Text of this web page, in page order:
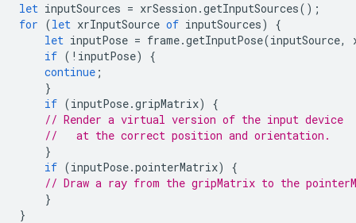
let inputSources = xrSession .getInputSources();
for (let xrInputSource of inputSources)
{
let inputPose = frame.getInputPose(inputSource,
if ( ! inputPose)
{
continue ;
}
if (inputPose.gripMatrix)
{
// Render a virtual version of the input device
//   at the correct position and orientation.
}
if (inputPose.pointerMatrix)
{
// Draw a ray from the gripMatrix to the
}
}